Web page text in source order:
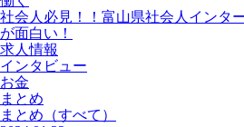
社会人必見！！富山県社会人インタ
が面白い！
求人情報
インタビュー
お金
まとめ
まとめ （すべて）